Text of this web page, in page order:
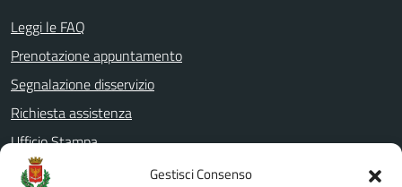
Gestisci Consenso
Leggi le FAQ
Prenotazione appuntamento
Segnalazione disservizio
Richiesta assistenza
Ufficio Stampa
Amministrazione Trasparente